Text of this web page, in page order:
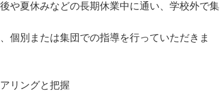
や夏休みなどの長期休業中に通い、学校外で集
個別または集団での指導を行っていただきま
リングと把握